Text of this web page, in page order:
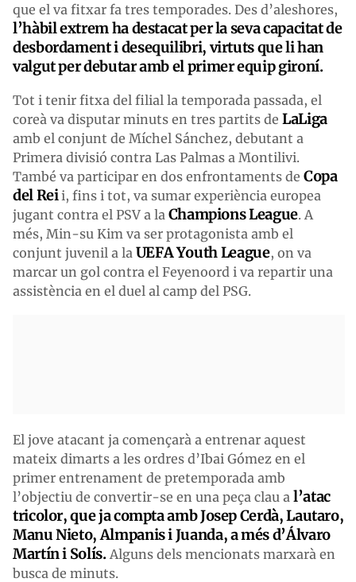
que el va fitxar fa tres temporades. Des d’aleshores,
l’hàbil extrem ha destacat per la seva capacitat de
desbordament i desequilibri, virtuts que li han
valgut per debutar amb el primer equip gironí.
Tot i tenir fitxa del filial la temporada passada, el
coreà va disputar minuts en tres partits de LaLiga
amb el conjunt de Míchel Sánchez, debutant a
Primera divisió contra Las Palmas a Montilivi.
També va participar en dos enfrontaments de Copa
del Reii, fins i tot, va sumar experiència europea
jugant contra el PSV a la Champions League. A
més, Min-su Kim va ser protagonista amb el
conjunt juvenil a la UEFA Youth League, on va
marcar un gol contra el Feyenoord i va repartir una
assistència en el duel al camp del PSG.
El jove atacant ja començarà a entrenar aquest
mateix dimarts a les ordres d’Ibai Gómez en el
primer entrenament de pretemporada amb
l’objectiu de convertir-se en una peça clau a l’atac
tricolor, que ja compta amb Josep Cerdà, Lautaro,
Manu Nieto, Almpanis i Juanda, a més d’Álvaro
Martín i Solís.Alguns dels mencionats marxarà en
busca de minuts.